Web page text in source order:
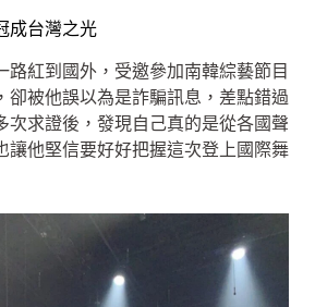
成台灣之光
路紅到國外，受邀參加南韓綜藝節目
卻被他誤以為是詐騙訊息，差點錯過
次求證後，發現自己真的是從各國聲
讓他堅信要好好把握這次登上國際舞